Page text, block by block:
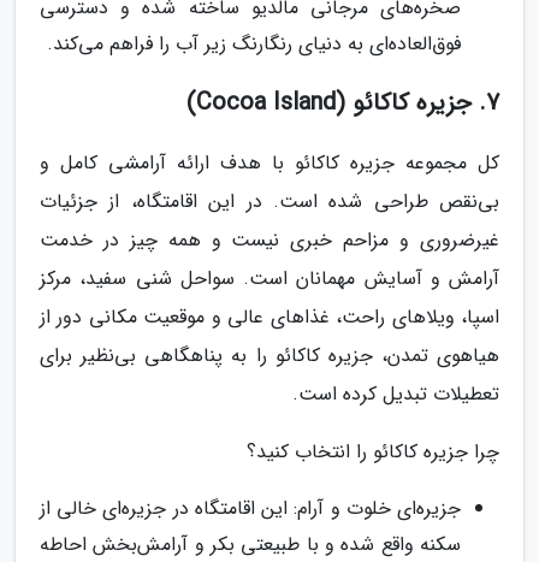
صخره‌های مرجانی مالدیو ساخته شده و دسترسی
فوق‌العاده‌ای به دنیای رنگارنگ زیر آب را فراهم می‌کند.
7. جزیره کاکائو (Cocoa Island)
کل مجموعه جزیره کاکائو با هدف ارائه آرامشی کامل و
بی‌نقص طراحی شده است. در این اقامتگاه، از جزئیات
غیرضروری و مزاحم خبری نیست و همه چیز در خدمت
آرامش و آسایش مهمانان است. سواحل شنی سفید، مرکز
اسپا، ویلاهای راحت، غذاهای عالی و موقعیت مکانی دور از
هیاهوی تمدن، جزیره کاکائو را به پناهگاهی بی‌نظیر برای
تعطیلات تبدیل کرده است.
چرا جزیره کاکائو را انتخاب کنید؟
جزیره‌ای خلوت و آرام: این اقامتگاه در جزیره‌ای خالی از
سکنه واقع شده و با طبیعتی بکر و آرامش‌بخش احاطه